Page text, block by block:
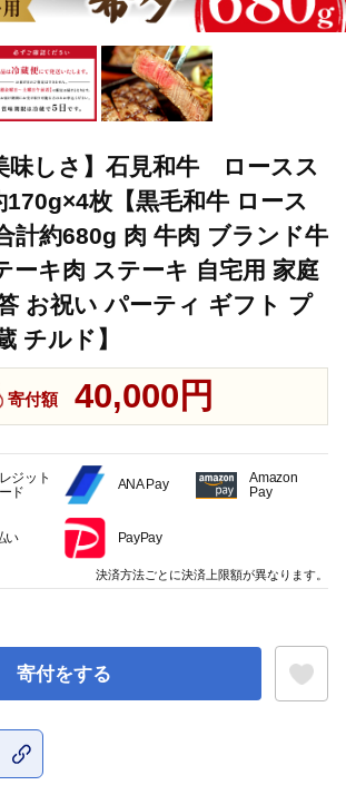
味しさ】石見和牛 ロースス
枚【黒毛和牛 ロース
計約680g 肉 牛肉 ブランド牛
ーキ肉 ステーキ 自宅用 家庭
お祝い パーティ ギフト プ
チルド】
寄付額 40,000円
寄付をする
ジット
ド
ANA Pay
Amazon
Pay
い PayPay
決済方法ごとに決済上限額が異なります。